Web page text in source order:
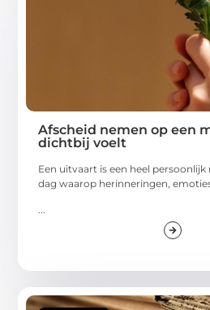
Afscheid nemen op een
dichtbij voelt
Een uitvaart is een heel
dag waarop herinneringen,
...